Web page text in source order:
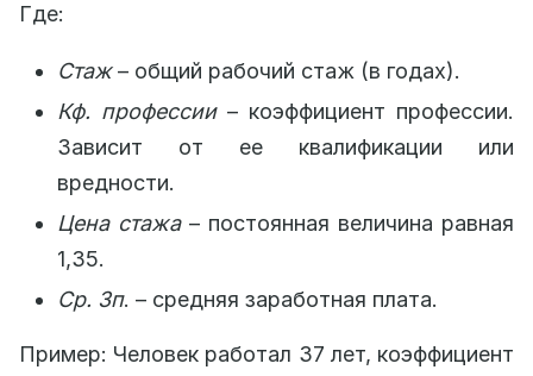
Где:
Стаж– общий рабочий стаж (в годах).
Кф. профессии– коэффициент профессии.
Зависит от ее квалификации или
вредности.
Цена стажа– постоянная величина равная
1,35.
Ср. Зп. – средняя заработная плата.
Пример: Человек работал 37 лет, коэффициент